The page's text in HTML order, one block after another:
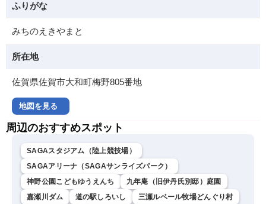
ふりがな
みちのえきやまと
所在地
佐賀県佐賀市大和町梅野805番地
地図を見る
周辺のおすすめスポット
SAGAスタジアム（陸上競技場）
SAGAアリーナ（SAGAサンライズパーク）
神野公園こどもゆうえんち
九年庵（旧伊丹氏別邸）庭園
嘉瀬川ダム
道の駅しろいし
三瀬ルベール牧場どんぐり村